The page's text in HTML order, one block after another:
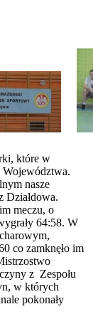
które w
Województwa.
nasze
Działdowa.
meczu, o
64:58. W
co zamknęło im
z Zespołu
w których
pokonały